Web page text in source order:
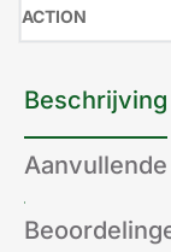
Beschrijving